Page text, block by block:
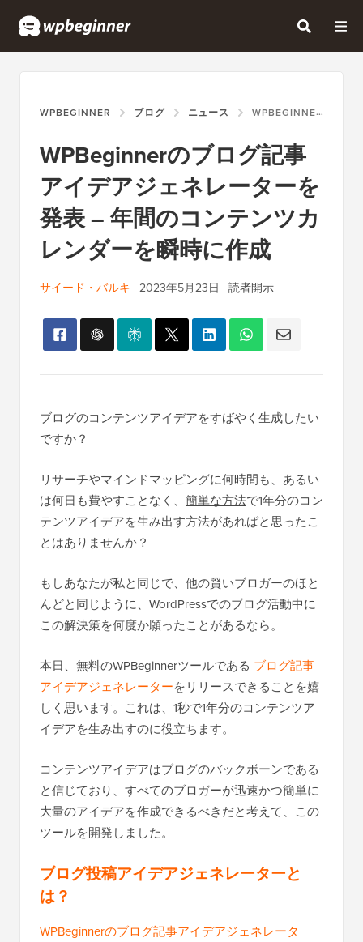
WPBEGINNER ブログ ニュース WPBEGINNERのブログ記事アイデアジェネレーターを発表 – 年間のコンテンツカレンダーを瞬時に作成
WPBeginnerのブログ記事
アイデアジェネレーターを
発表 – 年間のコンテンツカ
レンダーを瞬時に作成
サイード・バルキ | 2023年5月23日 | 読者開示
ブログのコンテンツアイデアをすばやく生成したい
ですか？
リサーチやマインドマッピングに何時間も、あるい
は何日も費やすことなく、 簡単な方法で1年分のコン
テンツアイデアを生み出す方法があればと思ったこ
とはありませんか？
もしあなたが私と同じで、他の賢いブロガーのほと
んどと同じように、WordPressでのブログ活動中に
この解決策を何度か願ったことがあるなら。
本日、無料のWPBeginnerツールである ブログ記事
アイデアジェネレーターをリリースできることを嬉
しく思います。これは、1秒で1年分のコンテンツア
イデアを生み出すのに役立ちます。
コンテンツアイデアはブログのバックボーンである
と信じており、すべてのブロガーが迅速かつ簡単に
大量のアイデアを作成できるべきだと考えて、この
ツールを開発しました。
ブログ投稿アイデアジェネレーターと
は？
WPBeginnerのブログ記事アイデアジェネレータ